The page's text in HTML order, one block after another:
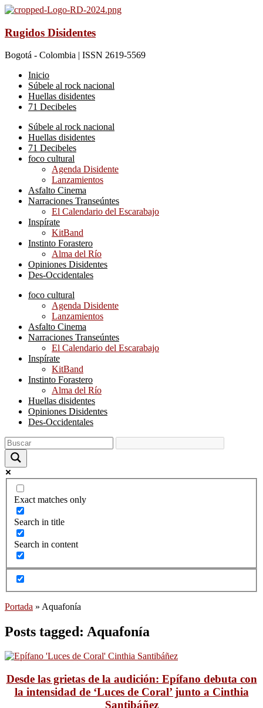
Rugidos Disidentes
Bogotá - Colombia | ISSN 2619-5569
Inicio
Súbele al rock nacional
Huellas disidentes
71 Decibeles
Súbele al rock nacional
Huellas disidentes
71 Decibeles
foco cultural
Agenda Disidente
Lanzamientos
Asfalto Cinema
Narraciones Transeúntes
El Calendario del Escarabajo
Inspírate
KitBand
Instinto Forastero
Alma del Río
Opiniones Disidentes
Des-Occidentales
foco cultural
Agenda Disidente
Lanzamientos
Asfalto Cinema
Narraciones Transeúntes
El Calendario del Escarabajo
Inspírate
KitBand
Instinto Forastero
Alma del Río
Huellas disidentes
Opiniones Disidentes
Des-Occidentales
Exact matches only
Search in title
Search in content
Portada » Aquafonía
Posts tagged: Aquafonía
Desde las grietas de la audición: Epífano debuta con
la intensidad de ‘Luces de Coral’ junto a Cinthia
Santibáñez